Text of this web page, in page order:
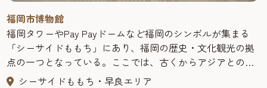
福岡市博物館
福岡タワーやPay Payドームなど福岡のシンボルが集まる
「シーサイドももち」にあり、福岡の歴史・文化観光の拠
点の一つとなっている。ここでは、古くからアジアとの交
流拠点として発展してきた福岡の歴史とくらしを紹介し、
シーサイドももち・早良エリア